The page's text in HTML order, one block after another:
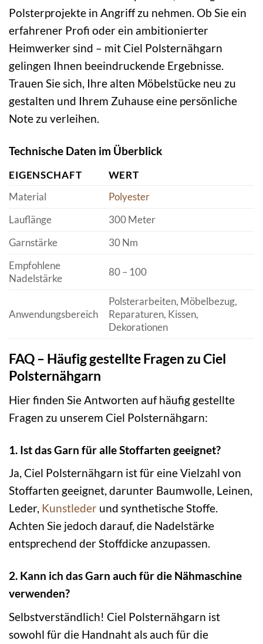
Polsterprojekte in Angriff zu nehmen. Ob Sie ein
erfahrener Profi oder ein ambitionierter
Heimwerker sind – mit Ciel Polsternähgarn
gelingen Ihnen beeindruckende Ergebnisse.
Trauen Sie sich, Ihre alten Möbelstücke neu zu
gestalten und Ihrem Zuhause eine persönliche
Note zu verleihen.
Technische Daten im Überblick
EIGENSCHAFT
WERT
Material
Polyester
Lauflänge
300 Meter
Garnstärke
30 Nm
Empfohlene
Nadelstärke
80 – 100
Anwendungsbereich
Polsterarbeiten, Möbelbezug,
Reparaturen, Kissen,
Dekorationen
FAQ – Häufig gestellte Fragen zu Ciel
Polsternähgarn
Hier finden Sie Antworten auf häufig gestellte
Fragen zu unserem Ciel Polsternähgarn:
1. Ist das Garn für alle Stoffarten geeignet?
Ja, Ciel Polsternähgarn ist für eine Vielzahl von
Stoffarten geeignet, darunter Baumwolle, Leinen,
Leder, Kunstleder und synthetische Stoffe.
Achten Sie jedoch darauf, die Nadelstärke
entsprechend der Stoffdicke anzupassen.
2. Kann ich das Garn auch für die Nähmaschine
verwenden?
Selbstverständlich! Ciel Polsternähgarn ist
sowohl für die Handnaht als auch für die